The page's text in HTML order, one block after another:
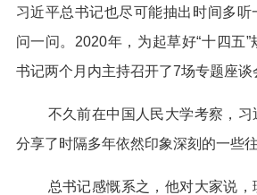
习近平总书记也尽可能抽出时间多听
问一问。2020年，为起草好“十四五
书记两个月内主持召开了7场专题座谈
不久前在中国人民大学考察，
分享了时隔多年依然印象深刻的一些往
总书记感慨系之，他对大家说